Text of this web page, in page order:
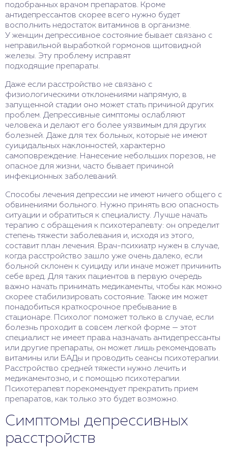
подобранных врачом препаратов. Кроме
антидепрессантов скорее всего нужно будет
восполнить недостаток витаминов в организме.
У женщин депрессивное состояние бывает связано с
неправильной выработкой гормонов щитовидной
железы. Эту проблему исправят
подходящие препараты.
Даже если расстройство не связано с
физиологическими отклонениями напрямую, в
запущенной стадии оно может стать причиной других
проблем. Депрессивные симптомы ослабляют
человека и делают его более уязвимым для других
болезней. Даже для тех больных, которые не имеют
суицидальных наклонностей, характерно
самоповреждение. Нанесение небольших порезов, не
опасное для жизни, часто бывает причиной
инфекционных заболеваний.
Способы лечения депрессии не имеют ничего общего с
обвинениями больного. Нужно принять всю опасность
ситуации и обратиться к специалисту. Лучше начать
терапию с обращения к психотерапевту: он определит
степень тяжести заболевания и, исходя из этого,
составит план лечения. Врач-психиатр нужен в случае,
когда расстройство зашло уже очень далеко, если
больной склонен к суициду или иначе может причинить
себе вред. Для таких пациентов в первую очередь
важно начать принимать медикаменты, чтобы как можно
скорее стабилизировать состояние. Также им может
понадобиться краткосрочное пребывание в
стационаре. Психолог поможет только в случае, если
болезнь проходит в совсем легкой форме — этот
специалист не имеет права назначать антидепрессанты
или другие препараты, он может лишь рекомендовать
витамины или БАДы и проводить сеансы психотерапии.
Расстройство средней тяжести нужно лечить и
медикаментозно, и с помощью психотерапии.
Психотерапевт порекомендует прекратить прием
препаратов, как только это будет возможно.
Симптомы депрессивных
расстройств